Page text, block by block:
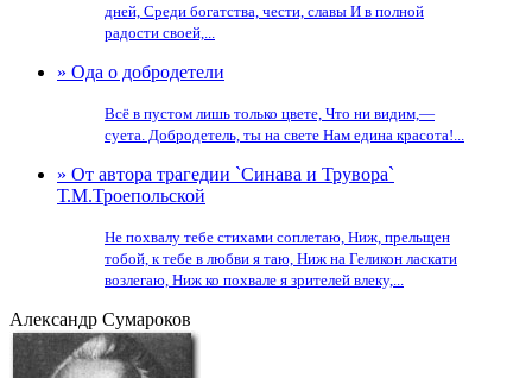
дней, Среди богатства, чести, славы И в полной
радости своей,...
» Ода о добродетели
Всё в пустом лишь только цвете, Что ни видим,—
суета. Добродетель, ты на свете Нам едина красота!...
» От автора трагедии `Синава и Трувора`
Т.М.Троепольской
Не похвалу тебе стихами соплетаю, Ниж, прельщен
тобой, к тебе в любви я таю, Ниж на Геликон ласкати
возлегаю, Ниж ко похвале я зрителей влеку,...
Александр Сумароков